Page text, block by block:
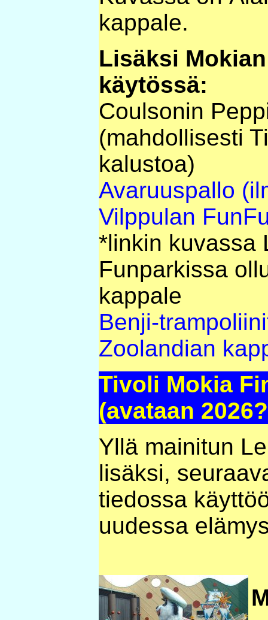
kappale.
Lisäksi
käytössä:
Coulsonin
(mahdollisesti
kalustoa)
Avaruuspallo
Vilppulan
*linkin kuvassa
Funparkissa
kappale
Benji-
Zoolandian
Tivoli Mokia
(avataan
Yllä mainitun
lisäksi,
tiedossa
uudessa